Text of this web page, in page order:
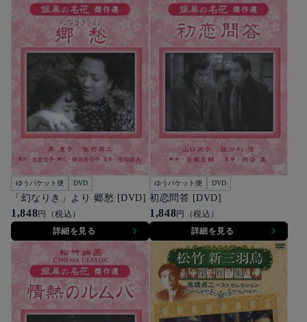
ゆうパケット便 DVD
「幻なりき」より 郷愁 [DVD]
1,848円（税込）
詳細を見る
ゆうパケット便 DVD
初恋問答 [DVD]
1,848円（税込）
詳細を見る